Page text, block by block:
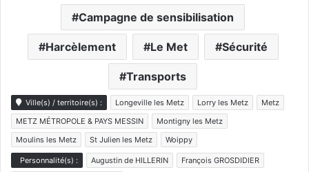
Campagne de sensibilisation
Harcèlement Le Met Sécurité
Transports
Ville(s) / territoire(s) : Longeville les Metz Lorry les Metz
Metz
METZ MÉTROPOLE & PAYS MESSIN
Montigny les Metz
Moulins les Metz
St Julien les Metz Woippy
Personnalité(s) : Augustin de HILLERIN
François GROSDIDIER